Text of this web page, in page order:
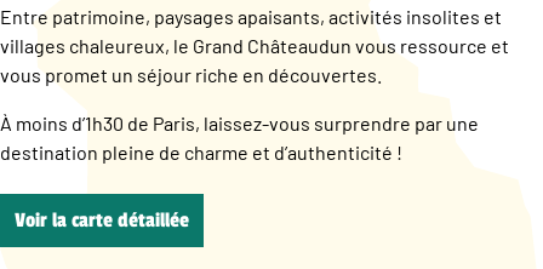
Entre patrimoine, paysages apaisants, activités insolites et
villages chaleureux, le Grand Châteaudun vous ressource et
vous promet un séjour riche en découvertes.
À moins d’1h30 de Paris, laissez-vous surprendre par une
destination pleine de charme et d’authenticité !
Voir la carte détaillée